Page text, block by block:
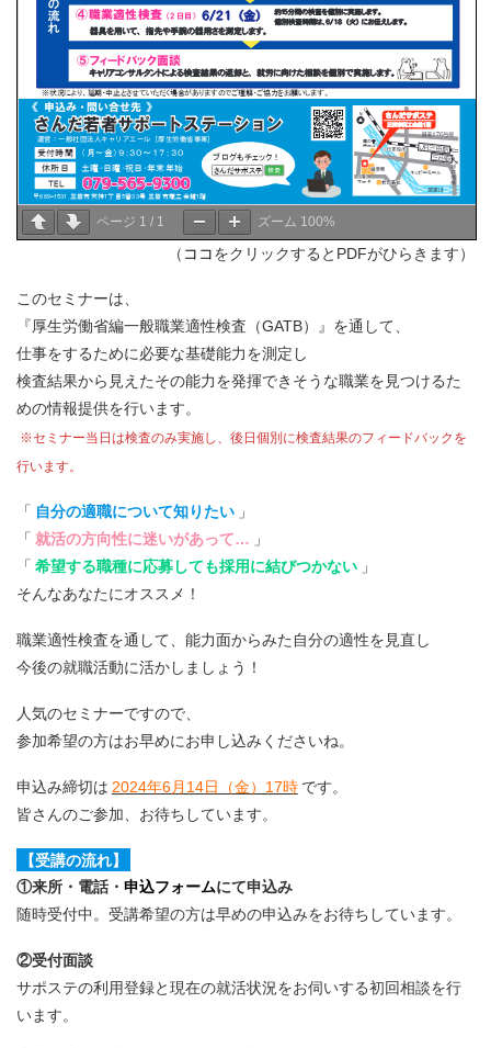
ページ 1 / 1 ズーム 100%
（ ココをクリックするとPDFがひらきます）
このセミナーは、
『厚生労働省編一般職業適性検査（GATB）』を通して、
仕事をするために必要な基礎能力を測定し
検査結果から見えたその能力を発揮できそうな職業を見つけるた
めの情報提供を行います。
※セミナー当日は検査のみ実施し、後日個別に検査結果のフィードバックを
行います。
「 自分の適職について知りたい 」
「 就活の方向性に迷いがあって… 」
「 希望する職種に応募しても採用に結びつかない 」
そんなあなたにオススメ！
職業適性検査を通して、能力面からみた自分の適性を見直し
今後の就職活動に活かしましょう！
人気のセミナーですので、
参加希望の方はお早めにお申し込みくださいね。
申込み締切は 2024年6月14日（金）17時 です。
皆さんのご参加、お待ちしています。
【受講の流れ】
①来所・電話・ 申込フォームにて申込み
随時受付中。受講希望の方は早めの申込みをお待ちしています。
②受付面談
サポステの利用登録と現在の就活状況をお伺いする初回相談を行
います。